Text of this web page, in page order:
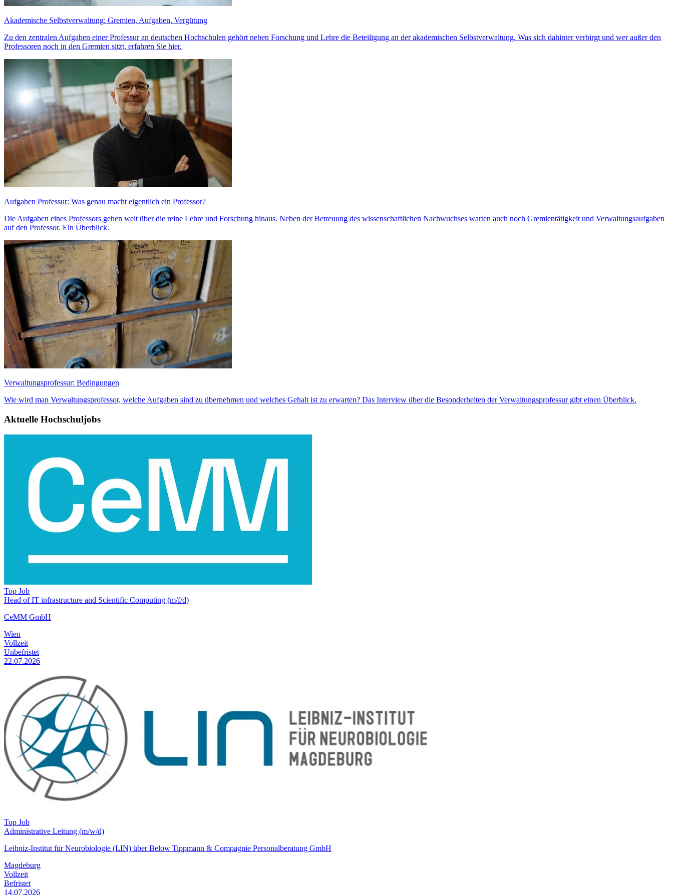
Akademische Selbstverwaltung: Gremien, Aufgaben, Vergütung
Zu den zentralen Aufgaben einer Professur an deutschen Hochschulen gehört neben Forschung und Lehre die Beteiligung an der akademischen Selbstverwaltung. Was sich dahinter verbirgt und wer außer den
Professoren noch in den Gremien sitzt, erfahren Sie hier.
Aufgaben Professur: Was genau macht eigentlich ein Professor?
Die Aufgaben eines Professors gehen weit über die reine Lehre und Forschung hinaus. Neben der Betreuung des wissenschaftlichen Nachwuchses warten auch noch Gremientätigkeit und Verwaltungsaufgaben
auf den Professor. Ein Überblick.
Verwaltungsprofessur: Bedingungen
Wie wird man Verwaltungsprofessor, welche Aufgaben sind zu übernehmen und welches Gehalt ist zu erwarten? Das Interview über die Besonderheiten der Verwaltungsprofessur gibt einen Überblick.
Aktuelle Hochschuljobs
Top Job
Head of IT infrastructure and Scientific Computing (m/f/d)
CeMM GmbH
Wien
Vollzeit
Unbefristet
22.07.2026
Top Job
Administrative Leitung (m/w/d)
Leibniz-Institut für Neurobiologie (LIN) über Below Tippmann & Compagnie Personalberatung GmbH
Magdeburg
Vollzeit
Befristet
14.07.2026